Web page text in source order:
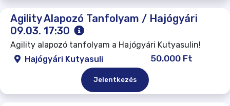
Agility Alapozó Tanfolyam / Hajógyári
09.03. 17:30
Agility alapozó tanfolyam a Hajógyári Kutyasulin!
Hajógyári Kutyasuli
50.000 Ft
Jelentkezés